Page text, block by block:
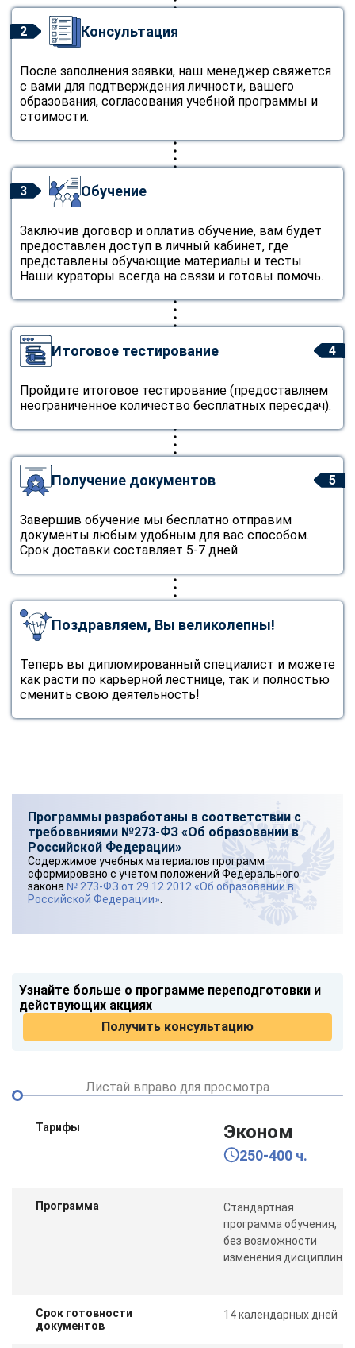
2 Консультация
После заполнения заявки, наш менеджер свяжется
с вами для подтверждения личности, вашего
образования, согласования учебной программы и
стоимости.
3 Обучение
Заключив договор и оплатив обучение, вам будет
предоставлен доступ в личный кабинет, где
представлены обучающие материалы и тесты.
Наши кураторы всегда на связи и готовы помочь.
4
Итоговое тестирование
Пройдите итоговое тестирование (предоставляем
неограниченное количество бесплатных пересдач).
5
Получение документов
Завершив обучение мы бесплатно отправим
документы любым удобным для вас способом.
Срок доставки составляет 5-7 дней.
Поздравляем, Вы великолепны!
Теперь вы дипломированный специалист и можете
как расти по карьерной лестнице, так и полностью
сменить свою деятельность!
Программы разработаны в соответствии с
требованиями №273-ФЗ «Об образовании в
Российской Федерации»
Содержимое учебных материалов программ
сформировано с учетом положений Федерального
закона № 273-ФЗ от 29.12.2012 «Об образовании в
Российской Федерации»
Узнайте больше о программе переподготовки и
действующих акциях
Получить консультацию
Листай вправо для просмотра
Тарифы Эконом
250-400 ч.
Программа
Стандартная
программа обучения,
без возможности
изменения дисциплин
Срок готовности
документов
14 календарных дней